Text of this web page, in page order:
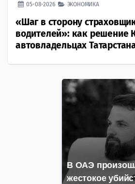
05-08-2026 ЭКОНОМИКА
«Шаг в сторону
водителей»: как решение
автовладельцах
В ОАЭ
жестокое